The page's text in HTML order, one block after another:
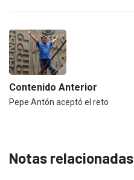
Contenido Anterior
Pepe Antón aceptó el reto
Notas relacionadas